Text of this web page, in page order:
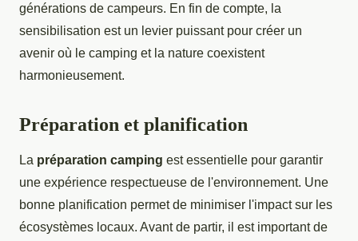
générations de campeurs. En fin de compte, la
sensibilisation est un levier puissant pour créer un
avenir où le camping et la nature coexistent
harmonieusement.
Préparation et planification
La préparation camping est essentielle pour garantir
une expérience respectueuse de l'environnement. Une
bonne planification permet de minimiser l'impact sur les
écosystèmes locaux. Avant de partir, il est important de